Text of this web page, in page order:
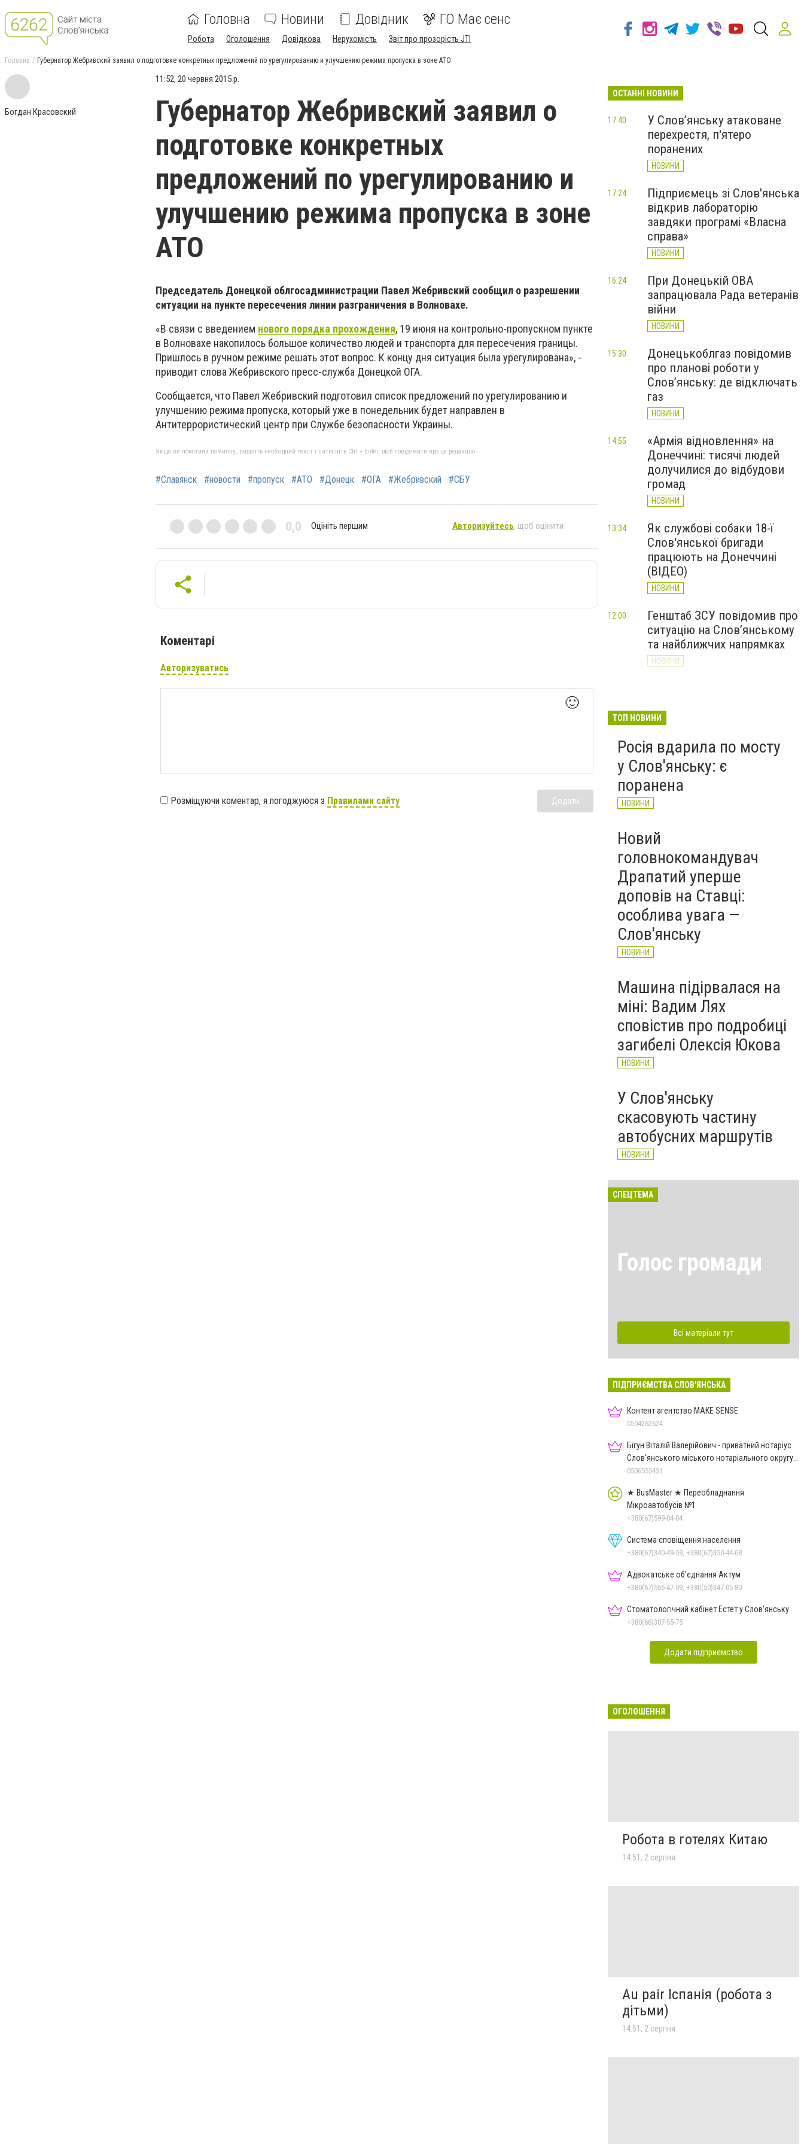
Головна Новини Довідник ГО Має сенс
Робота Оголошення Довідкова Нерухомість Звіт про прозорість JTI
Головна Губернатор Жебривский заявил о подготовке конкретных предложений по урегулированию и улучшению режима пропуска в зоне АТО
Богдан Красовский
11:52, 20 червня 2015 р.
Губернатор Жебривский заявил о
подготовке конкретных
предложений по урегулированию и
улучшению режима пропуска в зоне
АТО
Председатель Донецкой облгосадминистрации Павел Жебривский сообщил о разрешении
ситуации на пункте пересечения линии разграничения в Волновахе.
«В связи с введением нового порядка прохождения, 19 июня на контрольно-пропускном пункте
в Волновахе накопилось большое количество людей и транспорта для пересечения границы.
Пришлось в ручном режиме решать этот вопрос. К концу дня ситуация была урегулирована», -
приводит слова Жебривского пресс-служба Донецкой ОГА.
Сообщается, что Павел Жебривский подготовил список предложений по урегулированию и
улучшению режима пропуска, который уже в понедельник будет направлен в
Антитеррористический центр при Службе безопасности Украины.
Якщо ви помітили помилку, виділіть необхідний текст і натисніть Ctrl + Enter, щоб повідомити про це редакцію
#Славянск #новости #пропуск #АТО #Донецк #ОГА #Жебривский #СБУ
0,0 Оцініть першим Авторизуйтесь, щоб оцінити
Коментарі
Авторизуватись
🙂
Розміщуючи коментар, я погоджуюся з Правилами сайту Додати
ОСТАННІ НОВИНИ
У Слов’янську атаковане
перехрестя, п'ятеро
поранених
НОВИНИ
17:40
Підприємець зі Слов'янська
відкрив лабораторію
завдяки програмі «Власна
справа»
НОВИНИ
17:24
При Донецькій ОВА
запрацювала Рада ветеранів
війни
НОВИНИ
16:24
Донецькоблгаз повідомив
про планові роботи у
Слов’янську: де відключать
газ
НОВИНИ
15:30
«Армія відновлення» на
Донеччині: тисячі людей
долучилися до відбудови
громад
НОВИНИ
14:55
Як службові собаки 18-ї
Слов'янської бригади
працюють на Донеччині
(ВІДЕО)
НОВИНИ
13:34
Генштаб ЗСУ повідомив про
ситуацію на Слов’янському
та найближчих напрямках
НОВИНИ
12:00
великої війни: 7 серпня
ТОП НОВИНИ
Росія вдарила по мосту
у Слов'янську: є
поранена
НОВИНИ
Новий
головнокомандувач
Драпатий уперше
доповів на Ставці:
особлива увага —
Слов'янську
НОВИНИ
Машина підірвалася на
міні: Вадим Лях
сповістив про подробиці
загибелі Олексія Юкова
НОВИНИ
У Слов'янську
скасовують частину
автобусних маршрутів
НОВИНИ
СПЕЦТЕМА
Голос громади
Всі матеріали тут
ПІДПРИЄМСТВА СЛОВ'ЯНСЬКА
Контент агентство MAKE SENSE
0504262624
Бігун Віталій Валерійович - приватний нотаріус
Слов'янського міського нотаріального округу
Дон.обл.
0506555431
★ BusMaster ★ Переобладнання
Мікроавтобусів №1
+380(67)599-04-04
Система сповіщення населення
+380(67)340-49-59, +380(67)350-44-68
Адвокатське об'єднання Актум
+380(67)566-47-09, +380(50)347-05-80
Стоматологічний кабінет Естет у Слов'янську
+380(66)307-55-75
Додати підприємство
ОГОЛОШЕННЯ
Робота в готелях Китаю
14:51, 2 серпня
Au pair Іспанія (робота з
дітьми)
14:51, 2 серпня